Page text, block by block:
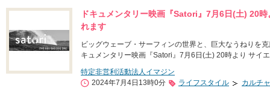
ドキュメンタリー映画『Satori』7月6日(土) 20
れます
ビッグウェーブ・サーフィンの世界と、巨大なうねりを
キュメンタリー映画『Satori』7月6日(土) 20時より サイ
特定非営利活動法人イマジン
2024年7月4日13時0分
ライフスタイル カルチ